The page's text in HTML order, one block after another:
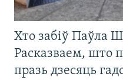
Хто забіў Паўла
Расказваем, што
празь дзесяць